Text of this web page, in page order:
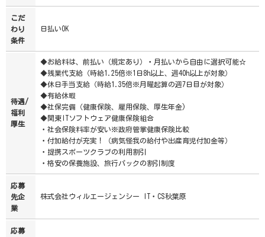
こだ
わり
条件
日払いOK
待遇/
福利
厚生
◆お給料は、前払い（規定あり）・月払いから自由に選択可能☆
◆残業代支給（時給1.25倍※1日8h以上、週40h以上が対象）
◆休日手当支給（時給1.35倍※月曜起算の週7日目が対象）
◆有給休暇
◆社保完備（健康保険、雇用保険、厚生年金)
◆関東ITソフトウェア健康保険組合
・社会保険料率が安い※政府管掌健康保険比較
・付加給付が充実！（病気怪我の給付や出産育児付加金等）
・提携スポーツクラブの利用割引
・格安の保養施設、旅行パックの割引制度
応募
先企
業
株式会社ウィルエージェンシー IT・CS秋葉原
応募